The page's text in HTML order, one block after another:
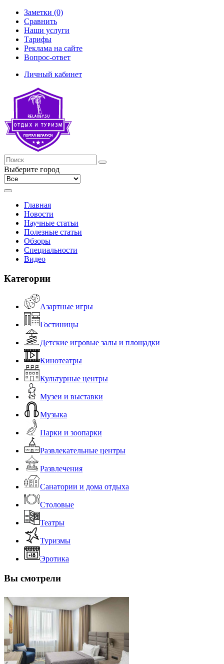
Заметки (0)
Сравнить
Наши услуги
Тарифы
Реклама на сайте
Вопрос-ответ
Личный кабинет
Выберите город
Главная
Новости
Научные статьи
Полезные статьи
Обзоры
Специальности
Видео
Категории
Азартные игры
Гостиницы
Детские игровые залы и площадки
Кинотеатры
Культурные центры
Музеи и выставки
Музыка
Парки и зоопарки
Развлекательные центры
Развлечения
Санатории и дома отдыха
Столовые
Театры
Туризмы
Эротика
Вы смотрели